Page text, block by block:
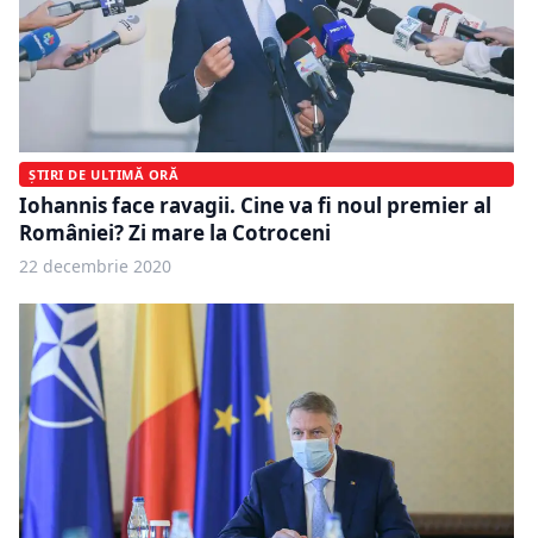
ȘTIRI DE ULTIMĂ ORĂ
Iohannis face ravagii. Cine va fi noul premier al
României? Zi mare la Cotroceni
22 decembrie 2020